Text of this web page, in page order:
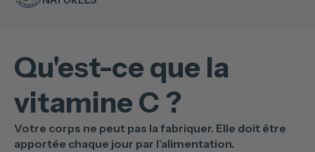
Qu'est-ce que la
vitamine C ?
Votre corps ne peut pas la fabriquer. Elle doit être
apportée chaque jour par l'alimentation.